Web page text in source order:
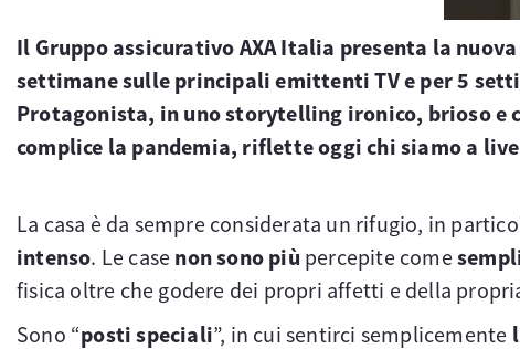
Il Gruppo assicurativo AXA Italia presenta la
settimane sulle principali emittenti TV e per 5
Protagonista, in uno storytelling ironico, brioso e
complice la pandemia, riflette oggi chi siamo a
La casa è da sempre considerata un rifugio, in
intenso. Le case non sono più percepite come
fisica oltre che godere dei propri affetti e della
Sono “posti speciali”, in cui sentirci semplicemente